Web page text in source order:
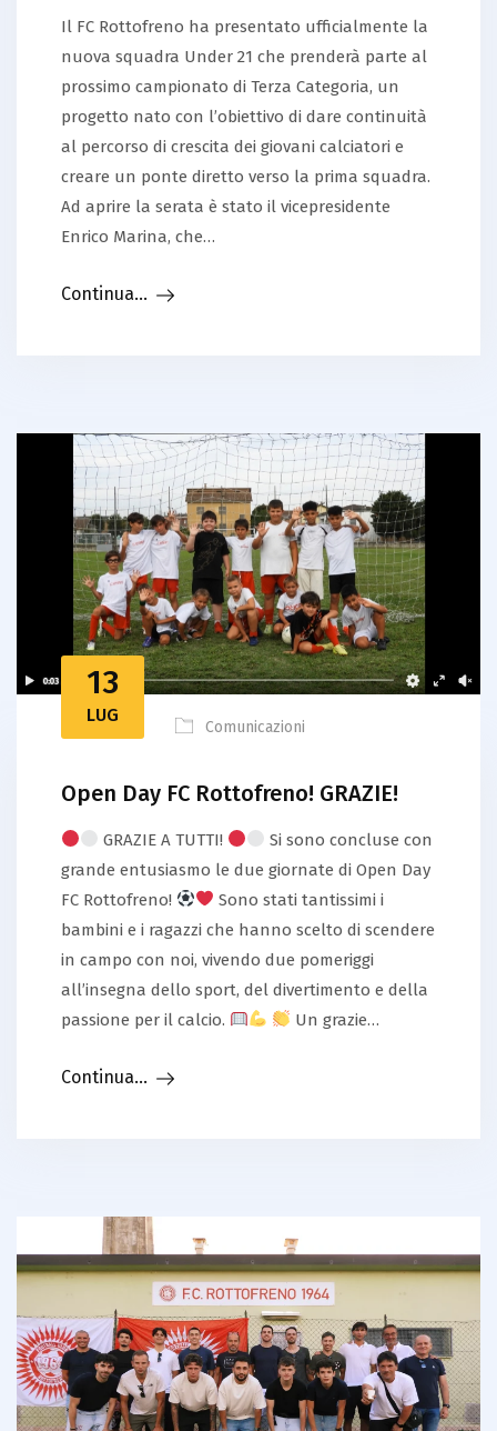
Il FC Rottofreno ha presentato ufficialmente la
nuova squadra Under 21 che prenderà parte al
prossimo campionato di Terza Categoria, un
progetto nato con l’obiettivo di dare continuità
al percorso di crescita dei giovani calciatori e
creare un ponte diretto verso la prima squadra.
Ad aprire la serata è stato il vicepresidente
Enrico Marina, che…
Continua...
13
LUG
Comunicazioni
Open Day FC Rottofreno! GRAZIE!
GRAZIE A TUTTI!
Si sono concluse con
grande entusiasmo le due giornate di Open Day
FC Rottofreno!
Sono stati tantissimi i
bambini e i ragazzi che hanno scelto di scendere
in campo con noi, vivendo due pomeriggi
all’insegna dello sport, del divertimento e della
passione per il calcio.
Un grazie…
Continua...